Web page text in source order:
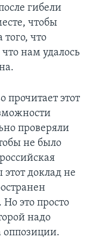
гибели
чтобы
что
нам удалось
этот
проверяли
не было
этот доклад не
это просто
надо
оппозиции.